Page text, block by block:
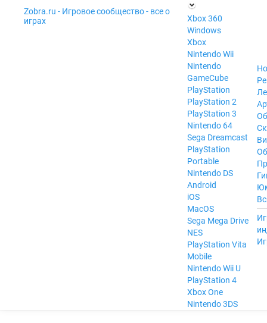
Zobra.ru - Игровое сообщество - все о
играх
П
ла
т
ф
ор
м
ы
Xbox 360
Windows
Xbox
Nintendo Wii
Nintendo
GameCube
PlayStation
PlayStation 2
PlayStation 3
Nintendo 64
Sega Dreamcast
PlayStation
Portable
Nintendo DS
Android
iOS
MacOS
Sega Mega Drive
NES
PlayStation Vita
Mobile
Nintendo Wii U
PlayStation 4
Xbox One
Nintendo 3DS